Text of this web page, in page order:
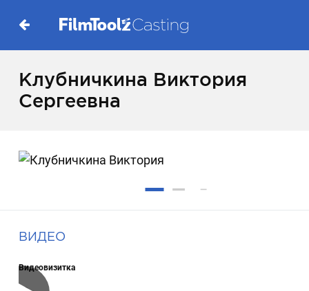
Клубничкина Виктория
Сергеевна
ВИДЕО
Видеовизитка